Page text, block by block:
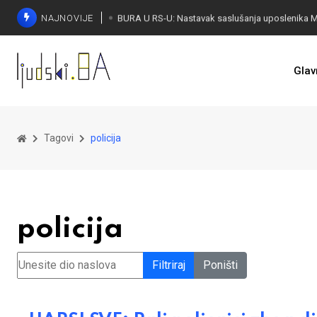
NAJNOVIJE
Tagovi policija
policija
Unesite dio naslova Filtriraj Poništi